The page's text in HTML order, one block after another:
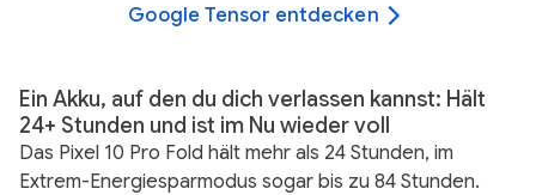
Google Tensor entdecken
Ein Akku, auf den du dich verlassen kannst: Hält
24+ Stunden und ist im Nu wieder voll
Das Pixel 10 Pro Fold hält mehr als 24 Stunden, im
Extrem-Energiesparmodus sogar bis zu 84 Stunden.